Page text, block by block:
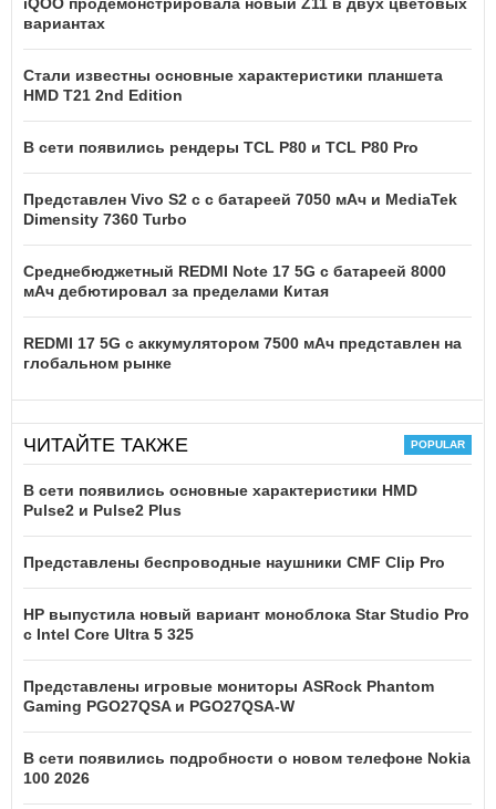
вариантах
Стали известны основные характеристики планшета
HMD T21 2nd Edition
В сети появились рендеры TCL P80 и TCL P80 Pro
Представлен Vivo S2 с с батареей 7050 мАч и MediaTek
Dimensity 7360 Turbo
Среднебюджетный REDMI Note 17 5G с батареей 8000
мАч дебютировал за пределами Китая
REDMI 17 5G c аккумулятором 7500 мАч представлен на
глобальном рынке
ЧИТАЙТЕ ТАКЖЕ
В сети появились основные характеристики HMD
Pulse2 и Pulse2 Plus
Представлены беспроводные наушники CMF Clip Pro
HP выпустила новый вариант моноблока Star Studio Pro
с Intel Core Ultra 5 325
Представлены игровые мониторы ASRock Phantom
Gaming PGO27QSA и PGO27QSA-W
В сети появились подробности о новом телефоне Nokia
100 2026